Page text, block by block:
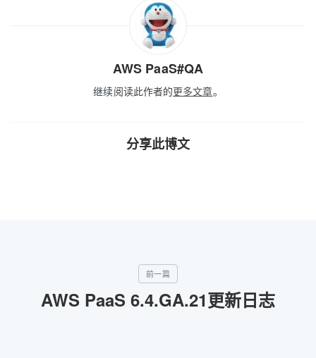
AWS PaaS#QA
继续阅读此作者的更多文章。
分享此博文
AWS PaaS 6.4.GA.21更新日志